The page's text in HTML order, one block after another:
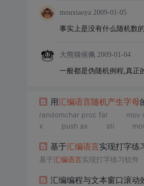
mouxiaoya 2009-01-05
事实上是没有什么随机数
大熊猫侯佩 2009-01-04
一般都是伪随机例程,真正
用汇编语言随机产生字母
randomchar proc far
x push ax sti
基于汇编语言实现打字练
基于汇编语言实现打字练习软件
汇编编程与文本窗口滚动